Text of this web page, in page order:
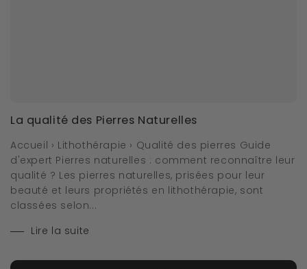
La qualité des Pierres Naturelles
Accueil › Lithothérapie › Qualité des pierres Guide
d'expert Pierres naturelles : comment reconnaître leur
qualité ? Les pierres naturelles, prisées pour leur
beauté et leurs propriétés en lithothérapie, sont
classées selon...
Lire la suite